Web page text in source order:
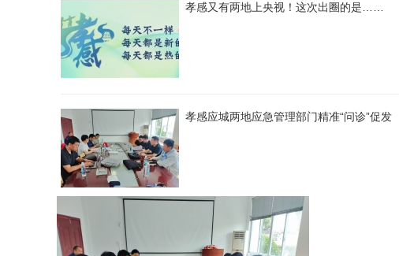
孝感又有两地上央视！这次出圈的是……
孝感应城两地应急管理部门精准“问诊”促发